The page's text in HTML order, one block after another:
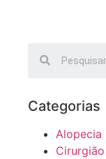
Categorias
Alopecia